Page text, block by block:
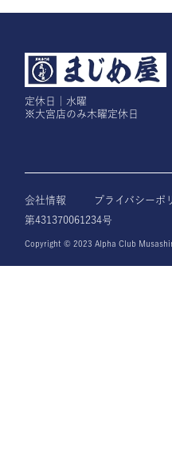
定休日｜水曜
※大宮店のみ木曜定休日
会社情報 プライバシーポ
第431370061234号
Copyright © 2023 Alpha Club